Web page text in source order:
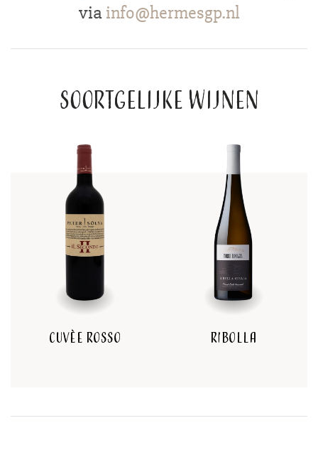
viainfo@hermesgp.nl
Soortgelijke wijnen
Cuvèe Rosso Ribolla